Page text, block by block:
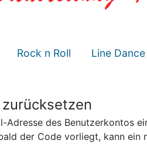
Rock n Roll Line Dance
Adresse des Benutzerkontos
der Code vorliegt, kann